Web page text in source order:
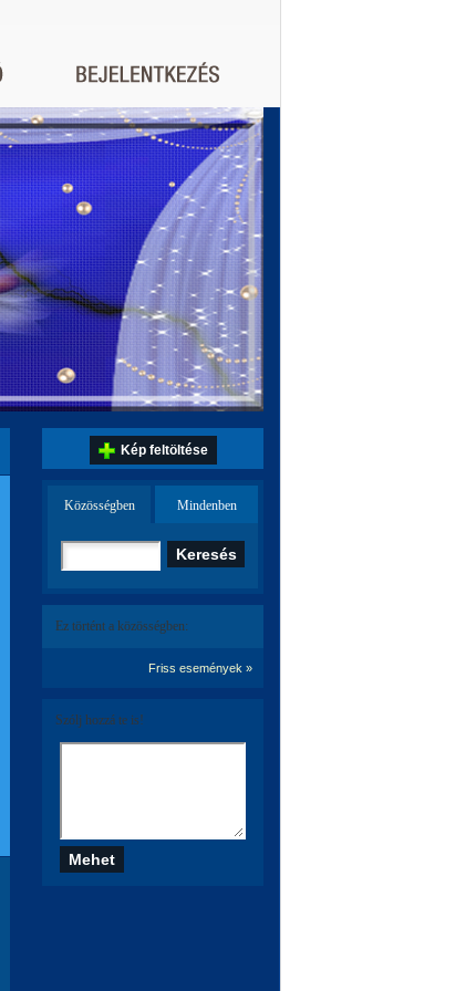
Kép feltöltése
Közösségben Mindenben
Ez történt a közösségben:
Friss események »
Szólj hozzá te is!